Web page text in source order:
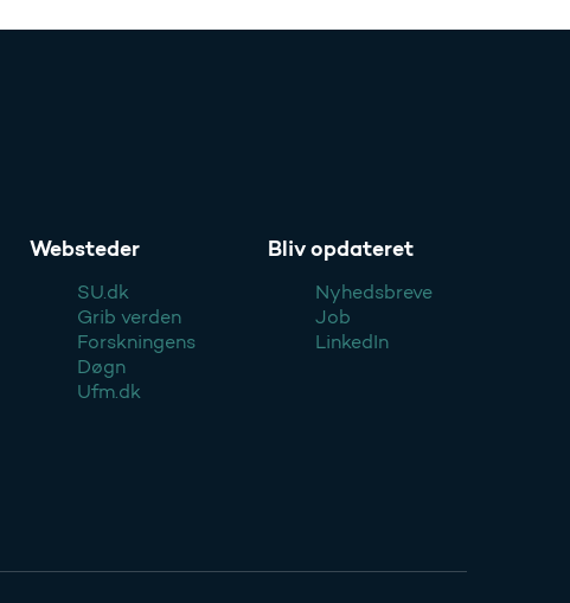
Websteder
SU.dk
Grib verden
Forskningens
Døgn
Ufm.dk
Bliv opdateret
Nyhedsbreve
Job
LinkedIn